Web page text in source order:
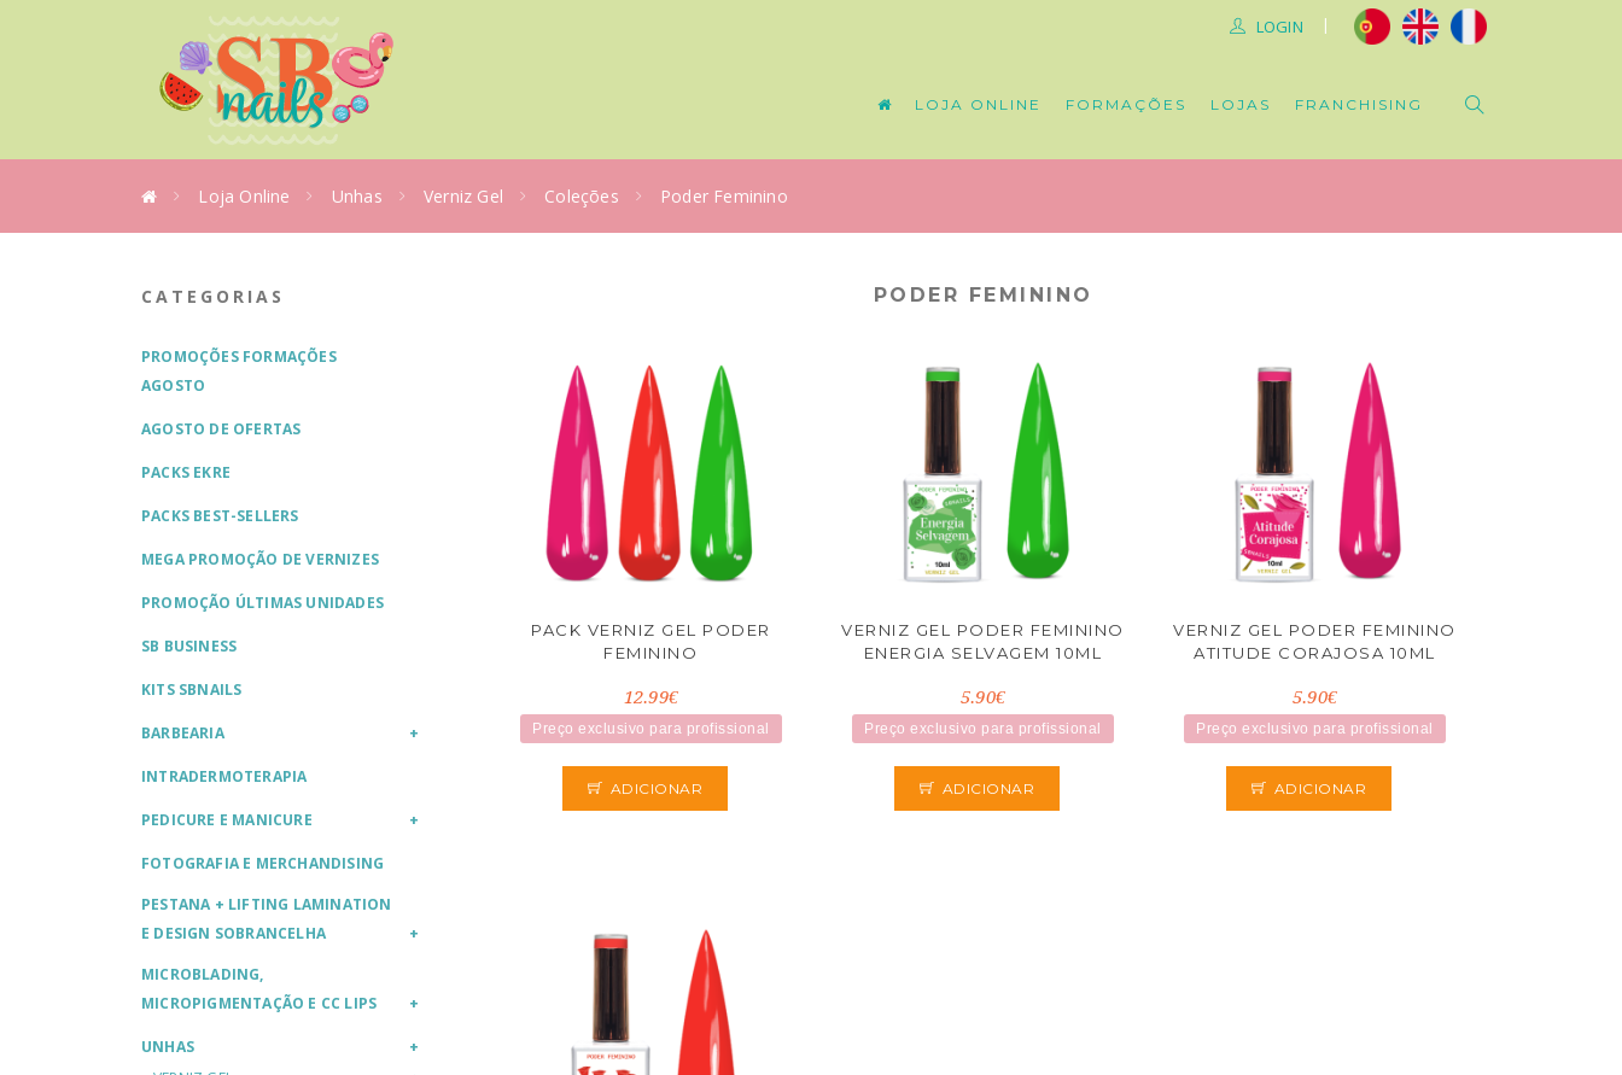
|
LOGIN
LOJA ONLINE FORMAÇÕES LOJAS FRANCHISING
Loja Online Unhas Verniz Gel Coleções Poder Feminino
CATEGORIAS
PROMOÇÕES FORMAÇÕES
AGOSTO
AGOSTO DE OFERTAS
PACKS EKRE
PACKS BEST-SELLERS
MEGA PROMOÇÃO DE VERNIZES
PROMOÇÃO ÚLTIMAS UNIDADES
SB BUSINESS
KITS SBNAILS
BARBEARIA
INTRADERMOTERAPIA
PEDICURE E MANICURE
FOTOGRAFIA E MERCHANDISING
PESTANA + LIFTING LAMINATION
E DESIGN SOBRANCELHA
MICROBLADING,
MICROPIGMENTAÇÃO E CC LIPS
UNHAS
PODER FEMININO
PACK VERNIZ GEL PODER
FEMININO
12.99€
Preço exclusivo para profissional
ADICIONAR
VERNIZ GEL PODER FEMININO
ENERGIA SELVAGEM 10ML
5.90€
Preço exclusivo para profissional
ADICIONAR
VERNIZ GEL PODER FEMININO
ATITUDE CORAJOSA 10ML
5.90€
Preço exclusivo para profissional
ADICIONAR